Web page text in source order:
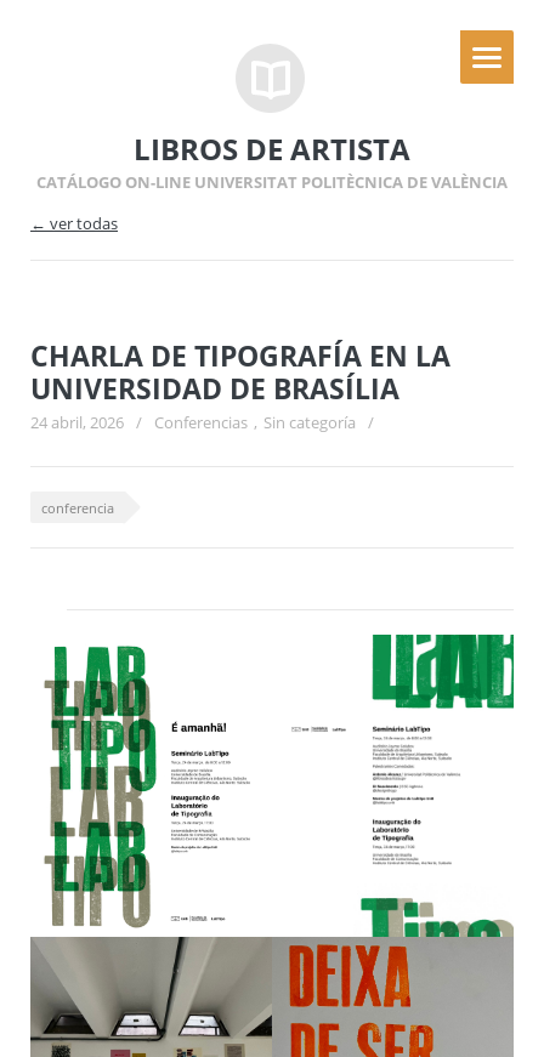
LIBROS DE ARTISTA
CATÁLOGO ON-LINE UNIVERSITAT POLITÈCNICA DE VALÈNCIA
← ver todas
CHARLA DE TIPOGRAFÍA EN LA
UNIVERSIDAD DE BRASÍLIA
24 abril, 2026 / Conferencias , Sin categoría /
conferencia